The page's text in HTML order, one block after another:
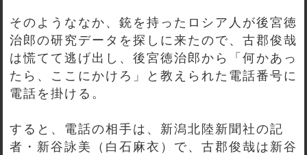
そのようななか、銃を持ったロシア人が後宮徳
治郎の研究データを探しに来たので、古郡俊哉
は慌てて逃げ出し、後宮徳治郎から「何かあっ
たら、ここにかけろ」と教えられた電話番号に
電話を掛ける。
すると、電話の相手は、新潟北陸新聞社の記
者・新谷詠美（白石麻衣）で、古郡俊哉は新谷